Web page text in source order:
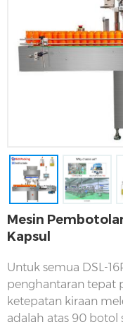
Mesin
Kapsul
Untuk semua DSL-
penghantaran tepat
ketepatan kiraan
adalah atas 90 botol